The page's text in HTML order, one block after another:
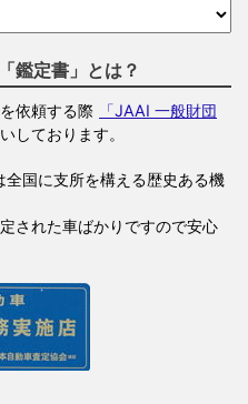
鑑定書」とは？
依頼する際
「JAAI 一般財団
しております。
国に支所を構える歴史ある機
された車ばかりですので安心